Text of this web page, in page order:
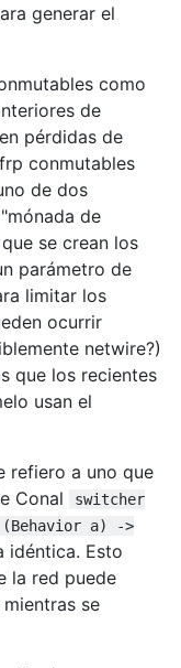
generar el
como
de
pérdidas de
conmutables
de dos
de
se crean los
parámetro de
limitar los
ocurrir
netwire?)
que los recientes
usan el
refiero a uno que
Conal
switcher
a) ->
idéntica. Esto
la red puede
se